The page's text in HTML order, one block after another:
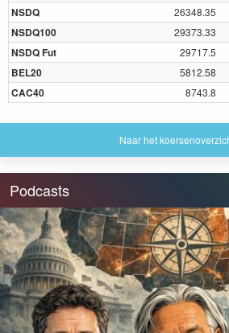
NSDQ
26348.35
NSDQ100
29373.33
NSDQ Fut
29717.5
BEL20
5812.58
CAC40
8743.8
Naar het
Podcasts